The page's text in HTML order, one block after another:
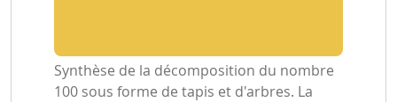
Synthèse de la décomposition du nombre
100 sous forme de tapis et d'arbres. La